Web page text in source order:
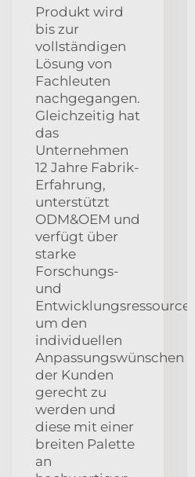
Produkt wird
bis zur
vollständigen
Lösung von
Fachleuten
nachgegangen.
Gleichzeitig hat
das
Unternehmen
12 Jahre Fabrik-
Erfahrung,
unterstützt
ODM&OEM und
verfügt über
starke
Forschungs-
und
Entwicklungsressourcen,
um den
individuellen
Anpassungswünschen
der Kunden
gerecht zu
werden und
diese mit einer
breiten Palette
an